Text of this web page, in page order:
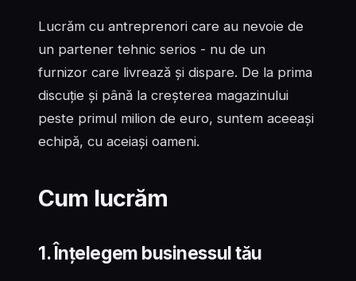
Lucrăm cu antreprenori care au nevoie de
un partener tehnic serios - nu de un
furnizor care livrează și dispare. De la prima
discuție și până la creșterea magazinului
peste primul milion de euro, suntem aceeași
echipă, cu aceiași oameni.
Cum lucrăm
1. Înțelegem businessul tău